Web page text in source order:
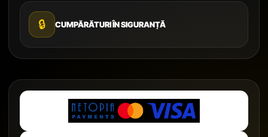
🔒 CUMPĂRĂTURI ÎN SIGURANȚĂ